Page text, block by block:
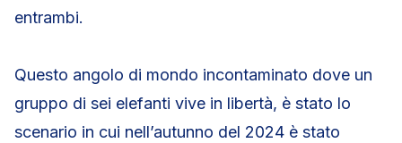
entrambi.
Questo angolo di mondo incontaminato dove un
gruppo di sei elefanti vive in libertà, è stato lo
scenario in cui nell’autunno del 2024 è stato